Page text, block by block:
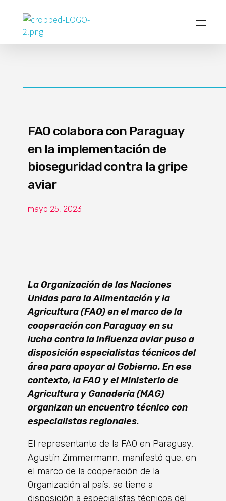
Poder Agropecuario
FAO colabora con Paraguay
en la implementación de
bioseguridad contra la gripe
aviar
mayo 25, 2023
La Organización de las Naciones
Unidas para la Alimentación y la
Agricultura (FAO) en el marco de la
cooperación con Paraguay en su
lucha contra la influenza aviar puso a
disposición especialistas técnicos del
área para apoyar al Gobierno. En ese
contexto, la FAO y el Ministerio de
Agricultura y Ganadería (MAG)
organizan un encuentro técnico con
especialistas regionales.
El representante de la FAO en Paraguay,
Agustín Zimmermann, manifestó que, en
el marco de la cooperación de la
Organización al país, se tiene a
disposición a especialistas técnicos del